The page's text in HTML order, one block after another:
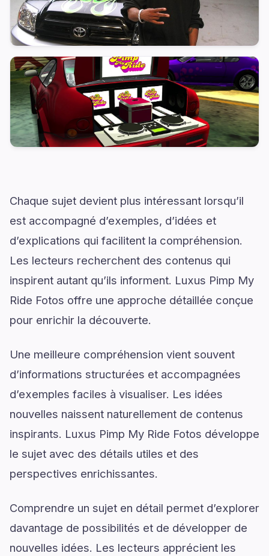
Chaque sujet devient plus intéressant lorsqu’il
est accompagné d’exemples, d’idées et
d’explications qui facilitent la compréhension.
Les lecteurs recherchent des contenus qui
inspirent autant qu’ils informent. Luxus Pimp My
Ride Fotos offre une approche détaillée conçue
pour enrichir la découverte.
Une meilleure compréhension vient souvent
d’informations structurées et accompagnées
d’exemples faciles à visualiser. Les idées
nouvelles naissent naturellement de contenus
inspirants. Luxus Pimp My Ride Fotos développe
le sujet avec des détails utiles et des
perspectives enrichissantes.
Comprendre un sujet en détail permet d’explorer
davantage de possibilités et de développer de
nouvelles idées. Les lecteurs apprécient les